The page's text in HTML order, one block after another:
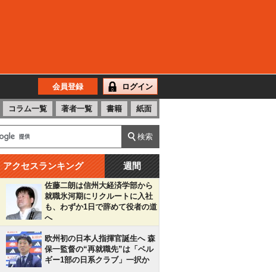
会員登録 ログイン
コラム一覧 著者一覧 書籍 紙面
アクセスランキング 週間
佐藤二朗は信州大経済学部から
就職氷河期にリクルートに入社
も、わずか1日で辞めて役者の道
へ
欧州初の日本人指揮官誕生へ 森
保一監督の“再就職先”は「ベル
ギー1部の日系クラブ」一択か